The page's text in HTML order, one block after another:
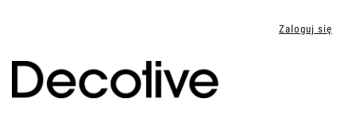
Zaloguj się